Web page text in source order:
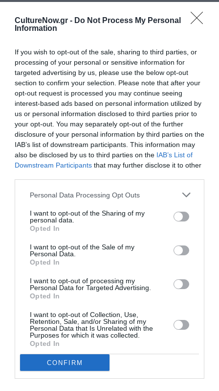
CultureNow.gr - Do Not Process My Personal
Information
If you wish to opt-out of the sale, sharing to third parties, or
processing of your personal or sensitive information for
targeted advertising by us, please use the below opt-out
section to confirm your selection. Please note that after your
opt-out request is processed you may continue seeing
interest-based ads based on personal information utilized by
us or personal information disclosed to third parties prior to
your opt-out. You may separately opt-out of the further
disclosure of your personal information by third parties on the
IAB’s list of downstream participants. This information may
also be disclosed by us to third parties on the IAB’s List of
Downstream Participants that may further disclose it to other
Personal Data Processing Opt Outs
I want to opt-out of the Sharing of my
personal data.
Opted In
I want to opt-out of the Sale of my
Personal Data.
Opted In
I want to opt-out of processing my
Personal Data for Targeted Advertising.
Opted In
I want to opt-out of Collection, Use,
Retention, Sale, and/or Sharing of my
Personal Data that Is Unrelated with the
Purposes for which it was collected.
Opted In
CONFIRM
Ταυτότητα
Feelgood
Ακολουθήστε το Culturenow.gr στο Google News
μάθετε πρώτοι όλες τις ειδήσεις
Δείτε όλα τατελευταία νέαγια την Τέχνη και τον
Πολιτισμό στοCulturenow.gr
Νέοι Διαγωνισμοί❯
ΔΡΑΜΑΤΙΚΗ - ΚΟΙΝΩΝΙΚΗ
ΚΩΜΩΔΙΑ - ΚΟΜΕΝΤΙ
ΞΕΝΟΙ ΣΥΓΓΡΑΦΕΙΣ
Newsletter
Κάθε βδομάδα στο e-mail σας τα τελευταία νέα για
την Τέχνη και τον Πολιτισμό!